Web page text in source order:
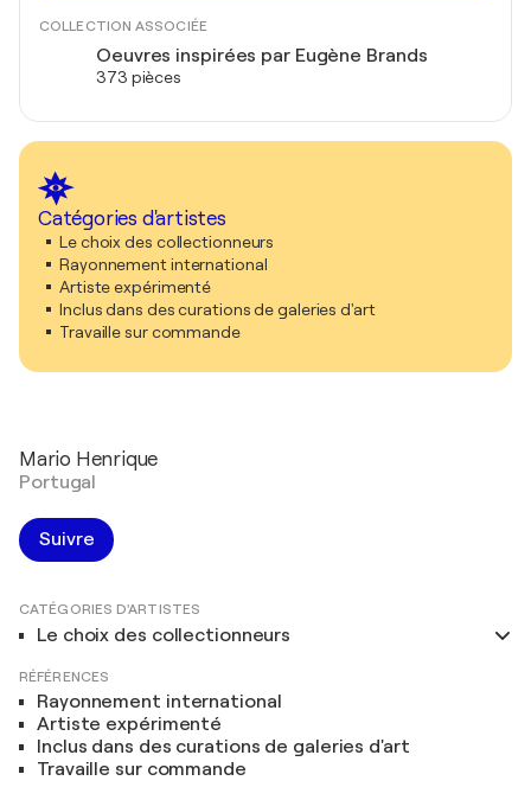
COLLECTION ASSOCIÉE
Oeuvres inspirées par Eugène Brands
373 pièces
Catégories d'artistes
Le choix des collectionneurs
Rayonnement international
Artiste expérimenté
Inclus dans des curations de galeries d'art
Travaille sur commande
Mario Henrique
Portugal
Suivre
CATÉGORIES D'ARTISTES
Le choix des collectionneurs
RÉFÉRENCES
Rayonnement international
Artiste expérimenté
Inclus dans des curations de galeries d'art
Travaille sur commande